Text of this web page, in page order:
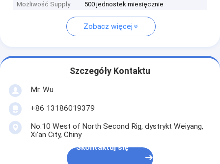
Możliwość Supply 500 jednostek miesięcznie
Zobacz więcej
Szczegóły Kontaktu
Mr. Wu
+86 13186019379
No.10 West of North Second Rig, dystrykt Weiyang,
Xi'an City, Chiny
Skontaktuj się